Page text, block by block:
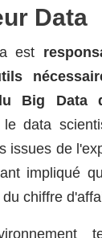
Data
est
Big Data
le data
issues de
impliqué
chiffre